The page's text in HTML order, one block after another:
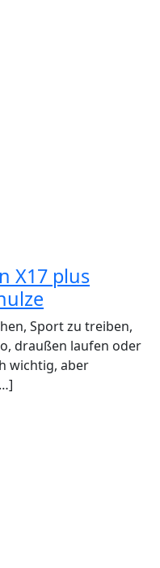
X17 plus
Sport zu treiben,
draußen laufen oder
wichtig, aber